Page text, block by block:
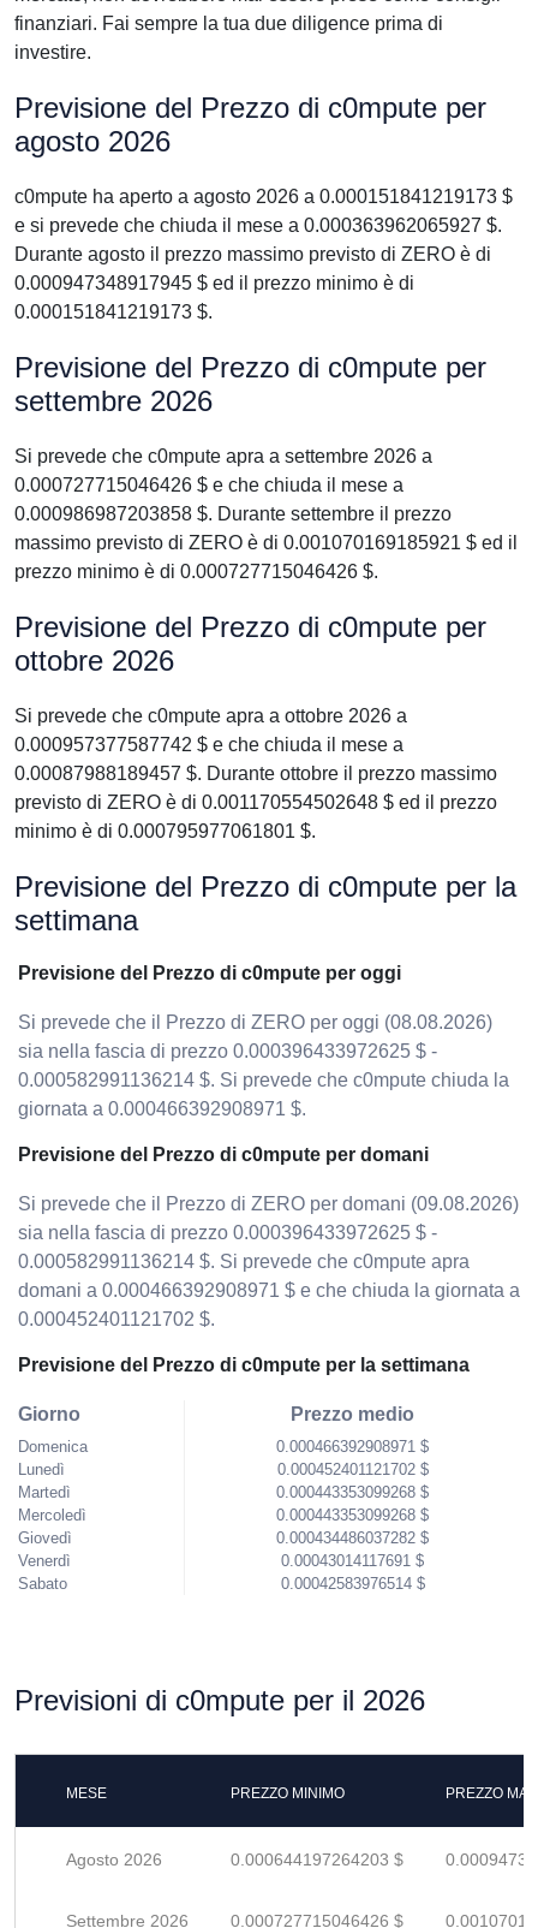
finanziari. Fai sempre la tua due diligence prima di
investire.
Previsione del Prezzo di c0mpute per
agosto 2026
c0mpute ha aperto a agosto 2026 a 0.000151841219173 $
e si prevede che chiuda il mese a 0.000363962065927 $.
Durante agosto il prezzo massimo previsto di ZERO è di
0.000947348917945 $ ed il prezzo minimo è di
0.000151841219173 $.
Previsione del Prezzo di c0mpute per
settembre 2026
Si prevede che c0mpute apra a settembre 2026 a
0.000727715046426 $ e che chiuda il mese a
0.000986987203858 $. Durante settembre il prezzo
massimo previsto di ZERO è di 0.001070169185921 $ ed il
prezzo minimo è di 0.000727715046426 $.
Previsione del Prezzo di c0mpute per
ottobre 2026
Si prevede che c0mpute apra a ottobre 2026 a
0.000957377587742 $ e che chiuda il mese a
0.00087988189457 $. Durante ottobre il prezzo massimo
previsto di ZERO è di 0.001170554502648 $ ed il prezzo
minimo è di 0.000795977061801 $.
Previsione del Prezzo di c0mpute per la
settimana
Previsione del Prezzo di c0mpute per oggi
Si prevede che il Prezzo di ZERO per oggi (08.08.2026)
sia nella fascia di prezzo 0.000396433972625 $ -
0.000582991136214 $. Si prevede che c0mpute chiuda la
giornata a 0.000466392908971 $.
Previsione del Prezzo di c0mpute per domani
Si prevede che il Prezzo di ZERO per domani (09.08.2026)
sia nella fascia di prezzo 0.000396433972625 $ -
0.000582991136214 $. Si prevede che c0mpute apra
domani a 0.000466392908971 $ e che chiuda la giornata a
0.000452401121702 $.
Previsione del Prezzo di c0mpute per la settimana
Giorno
Domenica
Lunedì
Martedì
Mercoledì
Giovedì
Venerdì
Sabato
Prezzo medio
0.000466392908971 $
0.000452401121702 $
0.000443353099268 $
0.000443353099268 $
0.000434486037282 $
0.00043014117691 $
0.00042583976514 $
Previsioni di c0mpute per il 2026
MESE PREZZO MINIMO PREZZO
Agosto 2026 0.000644197264203 $
Settembre 2026 0.000727715046426 $